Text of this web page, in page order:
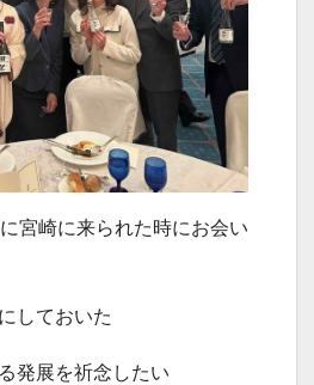
宮崎に来られた時にお会い
しておいた
発展を祈念したい